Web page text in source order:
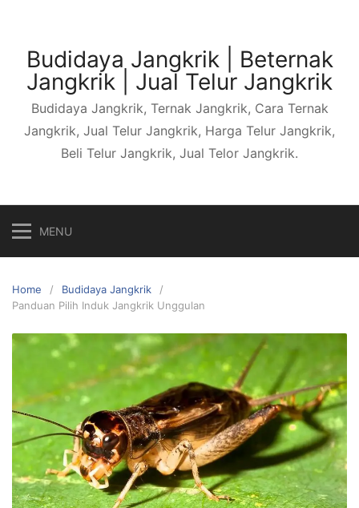
contentBudidaya Jangkrik | Beternak
Jangkrik | Jual Telur Jangkrik
Budidaya Jangkrik, Ternak Jangkrik, Cara Ternak
Jangkrik, Jual Telur Jangkrik, Harga Telur Jangkrik,
Beli Telur Jangkrik, Jual Telor Jangkrik.
MENU
Home
Budidaya Jangkrik
Panduan Pilih Induk Jangkrik Unggulan